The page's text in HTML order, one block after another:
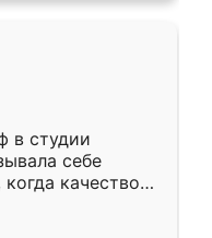
в студии
себе
качеством
уже почти